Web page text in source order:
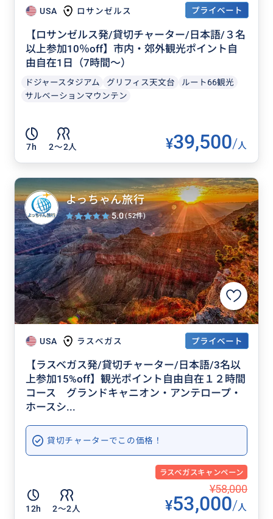
USA ロサンゼルス プライベート
【ロサンゼルス発/貸切チャーター/日本語/３名
以上参加10％off】市内・郊外観光ポイント自
由自在1日（7時間～）
ドジャースタジアム グリフィス天文台
ルート66観光
サルベーションマウンテン
7h 2〜2人 ¥39,500/人
USA ラスベガス プライベート
【ラスベガス発/貸切チャーター/日本語/3名以
上参加15%off】観光ポイント自由自在１２時間
コース グランドキャニオン・アンテロープ・
ホースシ...
貸切チャーターでこの価格！
ラスベガスキャンペーン
12h 2〜2人
¥58,000
¥53,000/人
よっちゃん旅行
5.0(52件)